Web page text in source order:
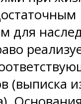
для
(выписка